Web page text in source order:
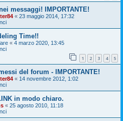
messaggi! IMPORTANTE!
« 23 maggio 2014, 17:32
Time!!
« 4 marzo 2020, 13:45
1 2 3 4 5
del forum - IMPORTANTE!
« 14 novembre 2012, 1:02
in modo chiaro.
« 25 agosto 2010, 11:18